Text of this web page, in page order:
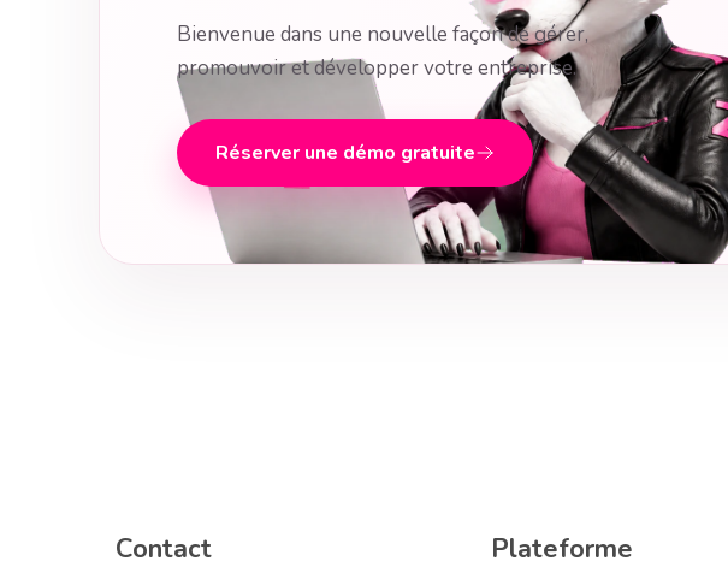
Bienvenue dans une nouvelle façon de gérer,
promouvoir et développer votre entreprise.
Réserver une démo gratuite
Contact Plateforme